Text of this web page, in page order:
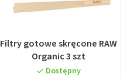
Filtry gotowe skręcone RAW
Organic 3 szt
Dostępny